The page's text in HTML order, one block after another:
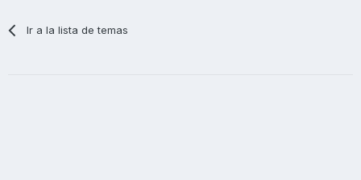
Ir a la lista de temas